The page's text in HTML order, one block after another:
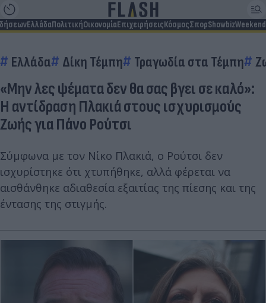
ΕλλάδαΠολιτικήΟικονομίαΕπιχειρήσειςΚόσμοςΣπορShowbizWeekend
Ελλάδα Δίκη Τέμπη Τραγωδία στα Τέμπη
«Μην λες ψέματα δεν θα σας βγει σε καλό»:
Η αντίδραση Πλακιά στους ισχυρισμούς
Ζωής για Πάνο Ρούτσι
Σύμφωνα με τον Νίκο Πλακιά, ο Ρούτσι δεν
ισχυρίστηκε ότι χτυπήθηκε, αλλά φέρεται να
αισθάνθηκε αδιαθεσία εξαιτίας της πίεσης και της
έντασης της στιγμής.